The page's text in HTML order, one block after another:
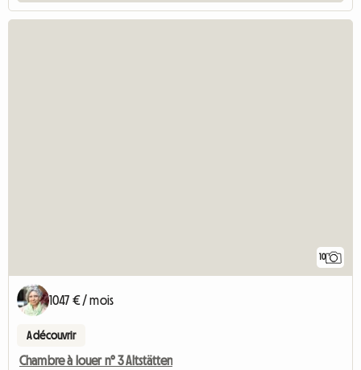
10
1047 € / mois
A découvrir
Chambre à louer n° 3 Altstätten